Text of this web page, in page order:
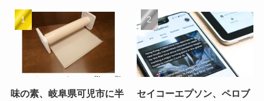
味の素、岐阜県可児市に半
セイコーエプソン、ペロブ